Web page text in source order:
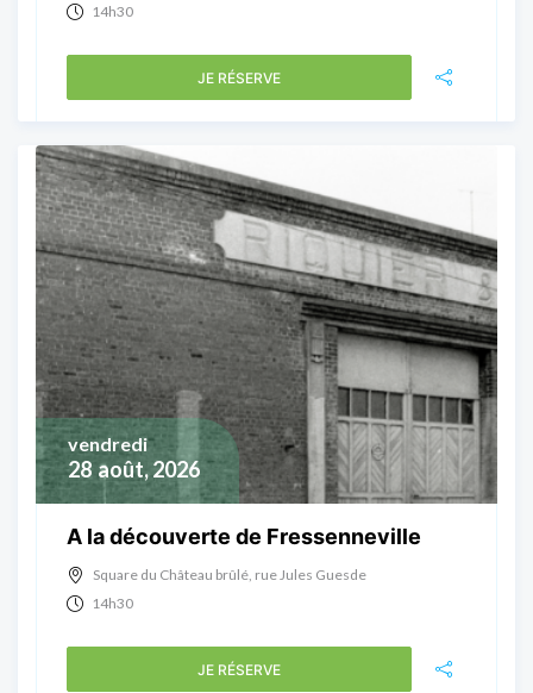
14h30
JE RÉSERVE
28 août, 2026
vendredi
A la découverte de Fressenneville
Square du Château brûlé, rue Jules Guesde
14h30
JE RÉSERVE